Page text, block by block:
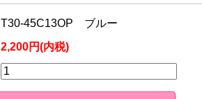
T30-45C13OP ブルー
2,200円(内税)